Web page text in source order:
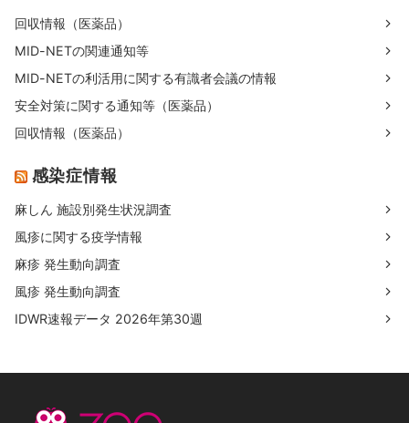
回収情報（医薬品）
MID-NETの関連通知等
MID-NETの利活用に関する有識者会議の情報
安全対策に関する通知等（医薬品）
回収情報（医薬品）
感染症情報
麻しん 施設別発生状況調査
風疹に関する疫学情報
麻疹 発生動向調査
風疹 発生動向調査
IDWR速報データ 2026年第30週